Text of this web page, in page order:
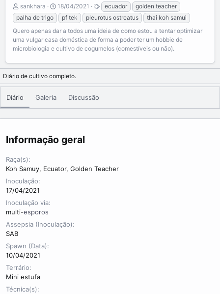
A
d
i
c
i
o
a
d
o
sankhara
C
r
e
a
t
e
a
t
e
18/04/2021
T
a
g
s
ecuador
golden teacher
palha de trigo
pf tek pleurotus ostreatus
thai koh samui
Quero apenas dar a todos uma ideia de como estou a tentar optimizar
uma vulgar casa doméstica de forma a poder ter um hobbie de
microbiologia e cultivo de cogumelos (comestíveis ou não).
Diário de cultivo completo.
Diário Galeria Discussão
Informação geral
Raça(s)
Koh Samuy, Ecuator, Golden Teacher
Inoculação
17/04/2021
Inoculação via
multi-esporos
Assepsia (Inoculação)
SAB
Spawn (Data)
10/04/2021
Terrário
Mini estufa
Técnica(s)